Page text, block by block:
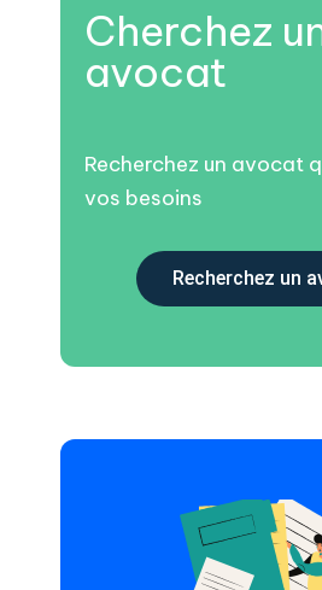
Cherchez
avocat
Recherchez un avocat
vos besoins
Recherchez un